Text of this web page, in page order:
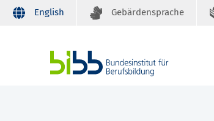
English Gebärdensprache